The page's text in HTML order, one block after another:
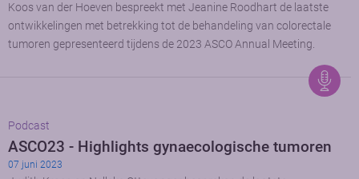
Koos van der Hoeven bespreekt met Jeanine Roodhart de laatste
ontwikkelingen met betrekking tot de behandeling van colorectale
tumoren gepresenteerd tijdens de 2023 ASCO Annual Meeting.
Podcast
ASCO23 - Highlights gynaecologische tumoren
07 juni 2023